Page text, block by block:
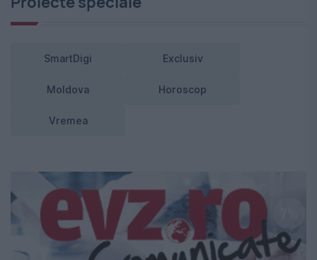
SmartDigi Exclusiv
Moldova Horoscop
Vremea